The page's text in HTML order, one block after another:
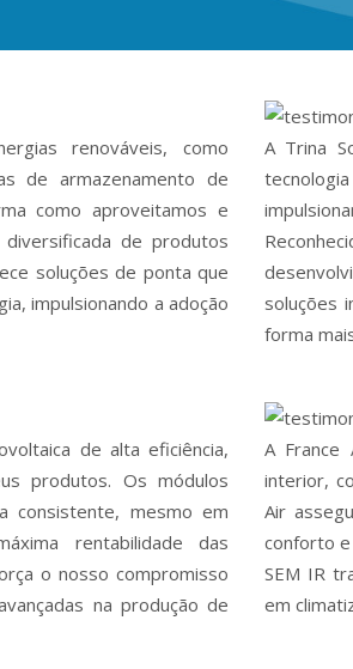
renováveis, como
de armazenamento de
como aproveitamos e
de produtos
soluções de ponta que
impulsionando a adoção
de alta eficiência,
produtos. Os módulos
consistente, mesmo em
rentabilidade das
o nosso compromisso
na produção de
A Trina
soluções
forma
A France
interior,
Air
conforto e
SEM IR
em